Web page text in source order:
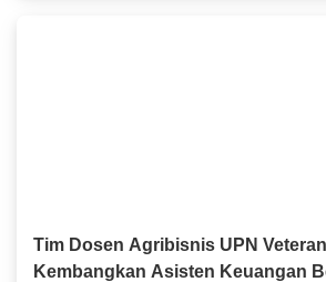
Tim Dosen Agribisnis UPN
Kembangkan Asisten Keuangan